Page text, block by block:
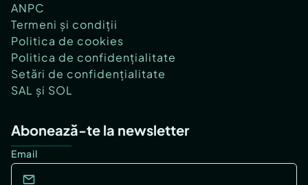
ANPC
Termeni și condiții
Politica de cookies
Politica de confidențialitate
Setări de confidențialitate
SAL și SOL
Abonează-te la newsletter
Email